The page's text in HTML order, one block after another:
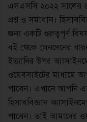
এসএসসি ২০২২ সালের
প্রশ্ন ও সমাধান।
জন্য একটি গুরুত্বপূর্ণ
বই থেকে লেনদেনের
ইত্যাদির উপর
ওয়েবসাইটের মাধ্যমে
পাবেন। এখানে আপনি
হিসাববিজ্ঞান
পাবেন। তাই আমাদের